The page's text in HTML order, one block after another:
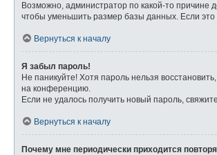
Возможно, администратор по какой-то причине
чтобы уменьшить размер базы данных. Если это
Вернуться к началу
Я забыл пароль!
Не паникуйте! Хотя пароль нельзя
на конференцию.
Если не удалось получить новый пароль,
Вернуться к началу
Почему мне периодически приходится